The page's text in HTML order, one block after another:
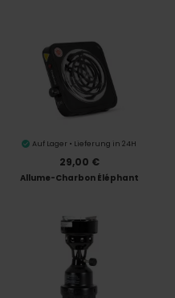
Auf Lager • Lieferung in 24H
29,00 €
Allume-Charbon Éléphant